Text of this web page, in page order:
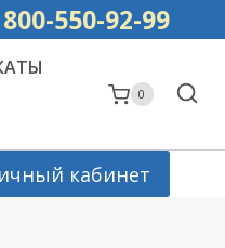
550-92-99
0
кабинет